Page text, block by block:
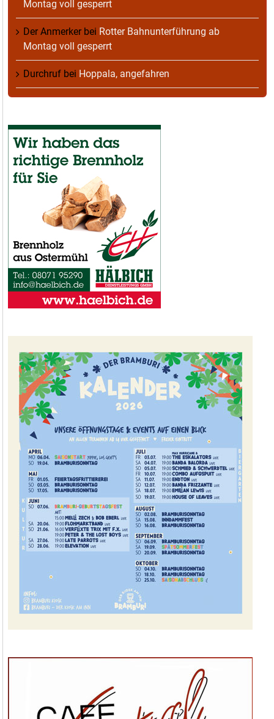
Montag voll gesperrt
Der Anmerkerbei Rotter Bahnunterführung ab
Montag voll gesperrt
Durchruf bei Hoppala, angefahren